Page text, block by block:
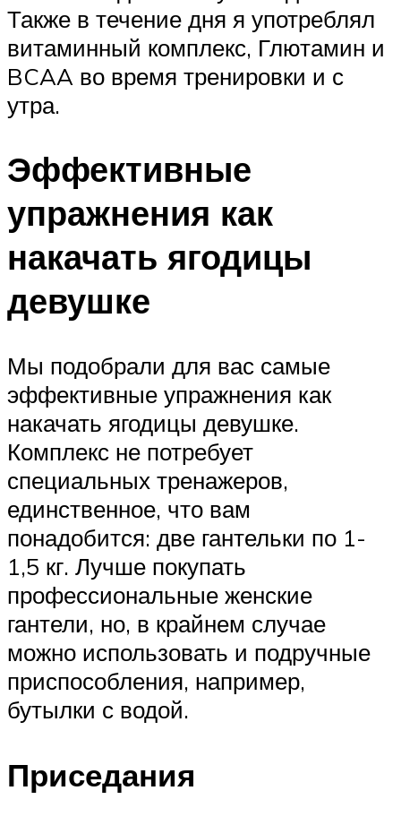
Также в течение дня я употреблял
витаминный комплекс, Глютамин и
BCAA во время тренировки и с
утра.
Эффективные
упражнения как
накачать ягодицы
девушке
Мы подобрали для вас самые
эффективные упражнения как
накачать ягодицы девушке.
Комплекс не потребует
специальных тренажеров,
единственное, что вам
понадобится: две гантельки по 1-
1,5 кг. Лучше покупать
профессиональные женские
гантели, но, в крайнем случае
можно использовать и подручные
приспособления, например,
бутылки с водой.
Приседания